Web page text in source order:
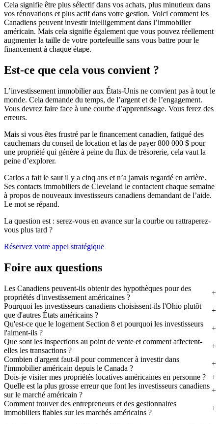
Cela signifie être plus sélectif dans vos achats, plus minutieux dans
vos rénovations et plus actif dans votre gestion. Voici comment les
Canadiens peuvent investir intelligemment dans l’immobilier
américain. Mais cela signifie également que vous pouvez réellement
augmenter la taille de votre portefeuille sans vous battre pour le
financement à chaque étape.
Est-ce que cela vous convient ?
L’investissement immobilier aux États-Unis ne convient pas à tout le
monde. Cela demande du temps, de l’argent et de l’engagement.
Vous devrez faire face à une courbe d’apprentissage. Vous ferez des
erreurs.
Mais si vous êtes frustré par le financement canadien, fatigué des
cauchemars du conseil de location et las de payer 800 000 $ pour
une propriété qui génère à peine du flux de trésorerie, cela vaut la
peine d’explorer.
Carlos a fait le saut il y a cinq ans et n’a jamais regardé en arrière.
Ses contacts immobiliers de Cleveland le contactent chaque semaine
à propos de nouveaux investisseurs canadiens demandant de l’aide.
Le mot se répand.
La question est : serez-vous en avance sur la courbe ou rattraperez-
vous plus tard ?
Réservez votre appel stratégique
Foire aux questions
Les Canadiens peuvent-ils obtenir des hypothèques pour des
propriétés d'investissement américaines ?
Pourquoi les investisseurs canadiens choisissent-ils l'Ohio plutôt
que d'autres États américains ?
Qu'est-ce que le logement Section 8 et pourquoi les investisseurs
l'aiment-ils ?
Que sont les inspections au point de vente et comment affectent-
elles les transactions ?
Combien d'argent faut-il pour commencer à investir dans
l'immobilier américain depuis le Canada ?
Dois-je visiter mes propriétés locatives américaines en personne ?
Quelle est la plus grosse erreur que font les investisseurs canadiens
sur le marché américain ?
Comment trouver des entrepreneurs et des gestionnaires
immobiliers fiables sur les marchés américains ?